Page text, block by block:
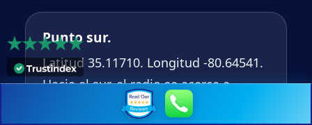
Punto sur.
Latitud 35.11710. Longitud -80.64541.
Hacia el sur, el radio se acerca a
vecindarios residenciales del área de